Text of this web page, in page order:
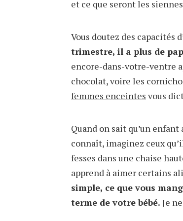
et ce que seront les
Vous doutez des capacités
trimestre, il a plus de
encore-dans-votre-ventre
chocolat, voire les
femmes enceintes vous
Quand on sait qu’un
connaît, imaginez ceux
fesses dans une chaise
apprend à aimer certains
simple, ce que vous
terme de votre bébé. Je